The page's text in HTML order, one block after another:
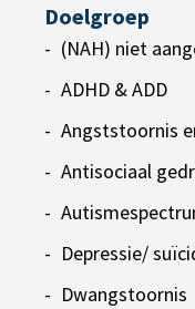
Doelgroep
(NAH) niet
ADHD & ADD
Angststoornis
Antisociaal
Depressie/
Dwangstoornis